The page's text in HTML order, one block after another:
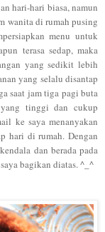
hari-hari biasa, namun
wanita di rumah pusing
menu untuk
terasa sedap, maka
yang sedikit lebih
yang selalu disantap
saat jam tiga pagi buta
yang tinggi dan cukup
ke saya menanyakan
hari di rumah. Dengan
dan berada pada
bagikan diatas. ^_^